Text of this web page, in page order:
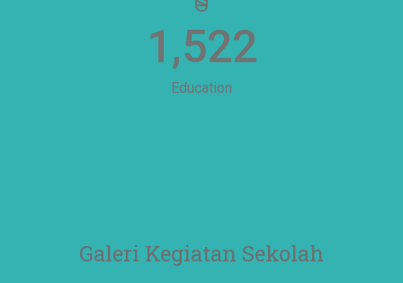
1,522
Education
Galeri Kegiatan Sekolah